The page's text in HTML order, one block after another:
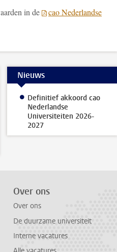
in de
cao Nederlandse
Nieuws
Definitief akkoord cao
Nederlandse
Universiteiten 2026-
2027
Over ons
Over ons
De duurzame universiteit
Interne vacatures